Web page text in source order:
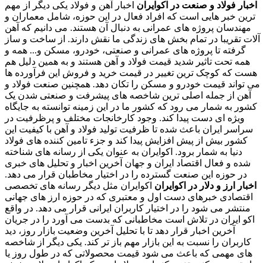
اخبار فولاد و صنعت در اکوایران اخبار آهن و فولاد یکی دیگر از مهم
ترین خبر هایی است که افراد فعال در این حوزه، شامل معماران و
مهندسان پروژه های عمرانی به دنبال آن هستند. می دانیم که آهن
آلات تقریبا در تمام بخش های زندگی ما نقش دارند. از ساخت و ساز
گرفته تا پروژه های عمرانی و صنعتی، خودرو، مسکن و... همه و
همه تحت تاثیر شدید قیمت فولاد و آهن هستند و به همین دلیل هم
هست که کوچک ترین تغییر در قیمت خرید و فروش این فرآورده ها
می تواند قیمت خودرو و مسکن را تکان دهد. همچنین صنعت فولاد و
آهن از جمله اصلی ترین شاخصه های پیشرفت و صنعتی شدن یک
کشور به شمار می رود که کشور ما در این زمینه توانسته به جایگاه
ویژه ای دست پیدا کند. وجود کارخانجات مختلف و پرظرفیت در
سراسر ایران باعث شده تا ظرفیت تولید فولاد و آهن با کیفیت این
کشور بیش از پیش افزایش پیدا کند و جزء تامین کننده های فولاد
دنیا به شمار برود. اکوایران به عنوان یکی از رسانه های شناخته
شده و فعال اقتصاد ایران و جهان آخرین اخبار و تحلیل های خبری
در حوزه این صنعت گسترده را در اختیار مخاطبان قرار می دهد.
اخبار ارز و دلار در اکوایران اکوایران مثل دیگر رسانه های تخصصی
اقتصادی خبرهای دست اول و معتبری که در حوزه ارز های جهانی
منتشر می شود را در اختیار کاربران ایرانی قرار می دهد. در واقع
اکو ایران در تلاش است مخاطبانی که بدست می آورد را در جریان
آخرین اخبار قرار دهد تا با تحلیل آخرین وضعیت بازار روز، دید
کاربران را نسبت به این بازار مهم باز تر کند. یکی دیگر از شاخصه
های مهمی که باعث می شود قیمت محصولاتی که در طول روز یا